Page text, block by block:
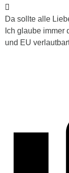
Da sollte alle
Ich glaube immer
und EU